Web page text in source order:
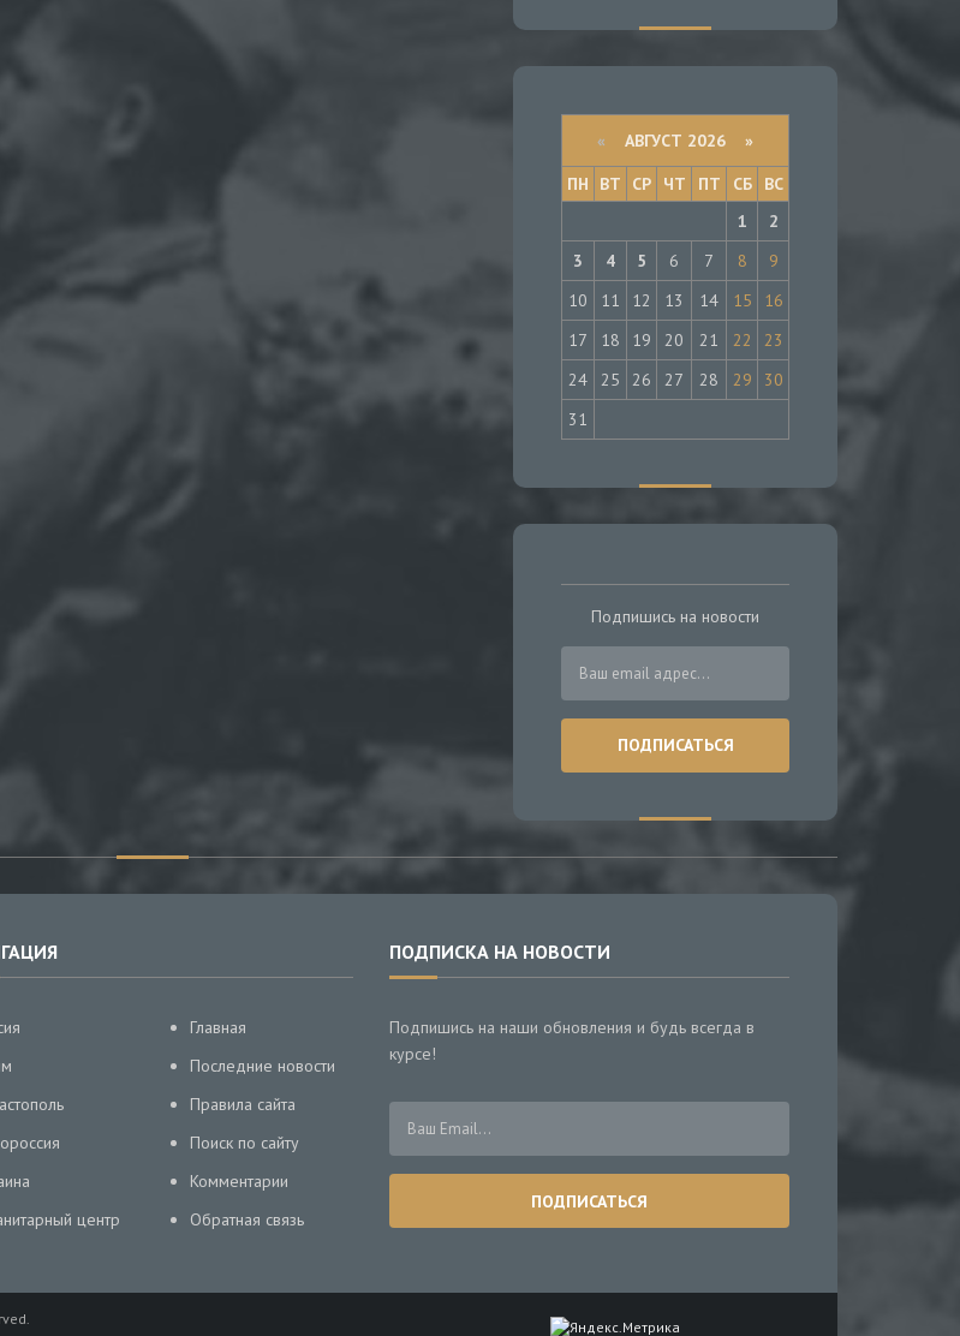
« АВГУСТ 2026 »
ПН
ВТ СР ЧТ ПТ СБ
ВС
1
2
3
4 5 6 7 8
9
10
11 12 13 14 15
16
17
18 19 20 21 22
23
24
25 26 27 28 29
30
31
Подпишись на новости
центр
Главная
Последние новости
Правила сайта
Поиск по сайту
Комментарии
Обратная связь
ПОДПИСКА НА НОВОСТИ
Подпишись на наши обновления и будь всегда в
курсе!